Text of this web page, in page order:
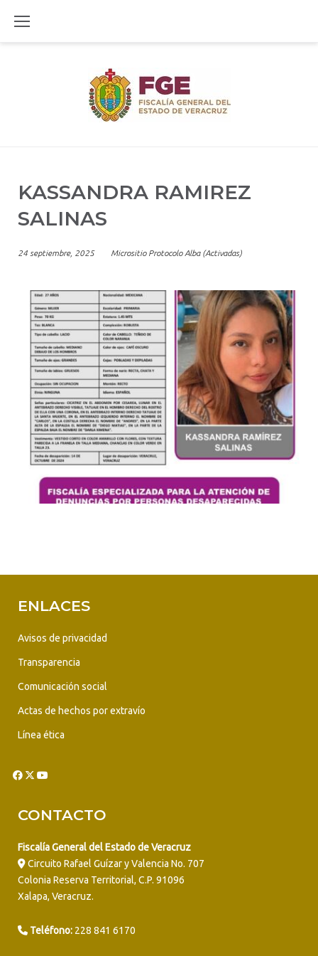
KASSANDRA RAMIREZ
SALINAS
24 septiembre, 2025 Micrositio Protocolo Alba (Activadas)
ENLACES
Avisos de privacidad
Transparencia
Comunicación social
Actas de hechos por extravío
Línea ética
CONTACTO
Fiscalía General del Estado de Veracruz
Circuito Rafael Guízar y Valencia No. 707
Colonia Reserva Territorial, C.P. 91096
Xalapa, Veracruz.
Teléfono: 228 841 6170